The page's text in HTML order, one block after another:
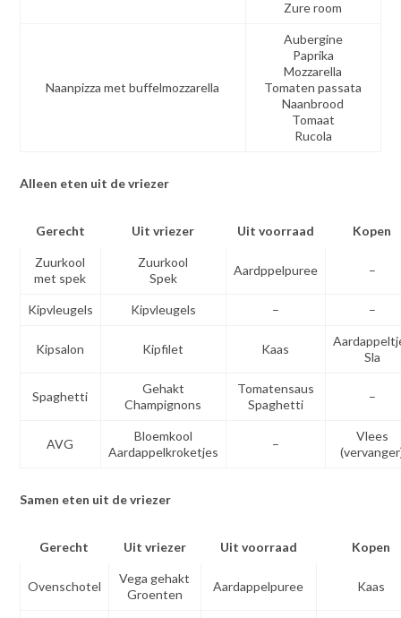
Zure room
Naanpizza met buffelmozzarella
Aubergine
Paprika
Mozzarella
Tomaten passata
Naanbrood
Tomaat
Rucola
Alleen eten uit de vriezer
Gerecht Uit vriezer Uit voorraad Kopen
Zuurkool
met spek
Zuurkool
Spek
Aardppelpuree –
Kipvleugels Kipvleugels – –
Kipsalon Kipfilet Kaas
Sla
Spaghetti
Gehakt
Champignons
Tomatensaus
Spaghetti
–
AVG
Bloemkool
Aardappelkroketjes
–
Vlees
Samen eten uit de vriezer
Gerecht Uit vriezer Uit voorraad Kopen
Ovenschotel
Vega gehakt
Groenten
Aardappelpuree Kaas